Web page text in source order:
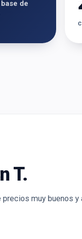
de
T.
precios muy buenos